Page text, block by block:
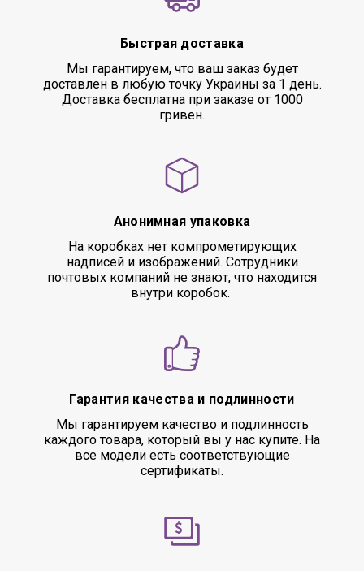
Быстрая доставка
Мы гарантируем, что ваш заказ будет
доставлен в любую точку Украины за 1 день.
Доставка бесплатна при заказе от 1000
гривен.
Анонимная упаковка
На коробках нет компрометирующих
надписей и изображений. Сотрудники
почтовых компаний не знают, что находится
внутри коробок.
Гарантия качества и подлинности
Мы гарантируем качество и подлинность
каждого товара, который вы у нас купите. На
все модели есть соответствующие
сертификаты.